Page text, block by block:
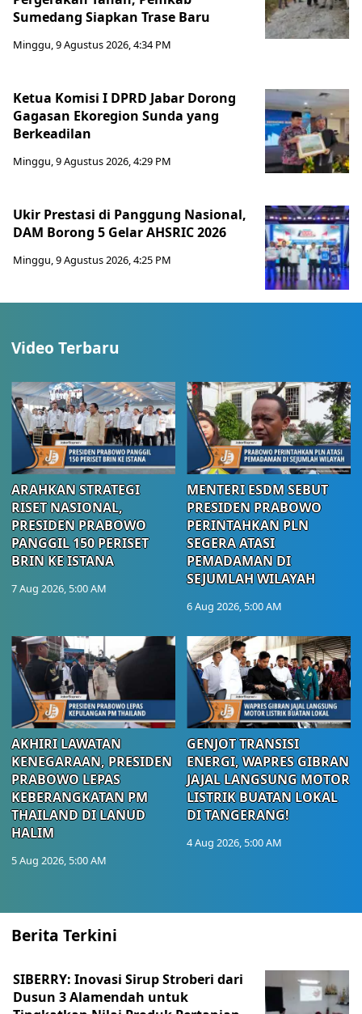
Sumedang Siapkan Trase Baru
Minggu, 9 Agustus 2026, 4:34 PM
Ketua Komisi I DPRD Jabar Dorong
Gagasan Ekoregion Sunda yang
Berkeadilan
Minggu, 9 Agustus 2026, 4:29 PM
Ukir Prestasi di Panggung Nasional,
DAM Borong 5 Gelar AHSRIC 2026
Minggu, 9 Agustus 2026, 4:25 PM
Video Terbaru
ARAHKAN STRATEGI
RISET NASIONAL,
PRESIDEN PRABOWO
PANGGIL 150 PERISET
BRIN KE ISTANA
7 Aug 2026, 5:00 AM
MENTERI ESDM SEBUT
PRESIDEN PRABOWO
PERINTAHKAN PLN
SEGERA ATASI
PEMADAMAN DI
SEJUMLAH WILAYAH
6 Aug 2026, 5:00 AM
AKHIRI LAWATAN
KENEGARAAN, PRESIDEN
PRABOWO LEPAS
KEBERANGKATAN PM
THAILAND DI LANUD
HALIM
5 Aug 2026, 5:00 AM
GENJOT TRANSISI
ENERGI, WAPRES GIBRAN
JAJAL LANGSUNG MOTOR
LISTRIK BUATAN LOKAL
DI TANGERANG!
4 Aug 2026, 5:00 AM
Berita Terkini
SIBERRY: Inovasi Sirup Stroberi dari
Dusun 3 Alamendah untuk